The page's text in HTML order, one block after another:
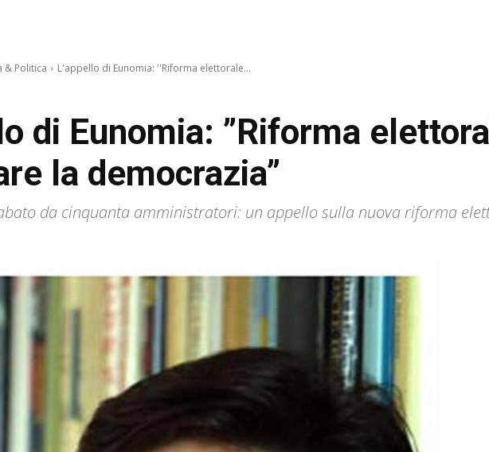
& Politica
L'appello di Eunomia: ''Riforma elettorale...
di Eunomia: ”Riforma
la democrazia”
da cinquanta amministratori: un appello sulla nuova riforma